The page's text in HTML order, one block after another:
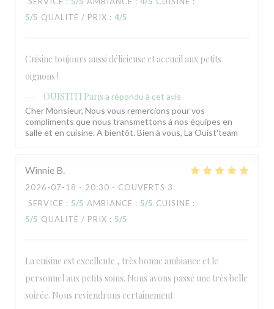
5/5 QUALITÉ / PRIX : 4/5
Cuisine toujours aussi délicieuse et accueil aux petits
oignons !
OUISTITI Paris a répondu à cet avis
Cher Monsieur, Nous vous remercions pour vos
compliments que nous transmettons à nos équipes en
salle et en cuisine. A bientôt. Bien à vous, La Ouist'team
Winnie B
2026-07-18 - 20:30 - COUVERTS 3
SERVICE : 5/5 AMBIANCE : 5/5 CUISINE :
5/5 QUALITÉ / PRIX : 5/5
La cuisine est excellente , très bonne ambiance et le
personnel aux petits soins. Nous avons passé une très belle
soirée. Nous reviendrons certainement
OUISTITI Paris